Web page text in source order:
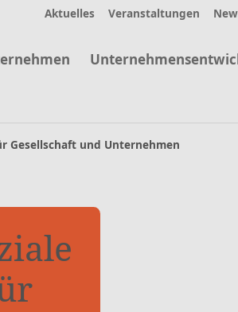
Aktuelles Veranstaltungen
Gesellschaft und Unternehmen